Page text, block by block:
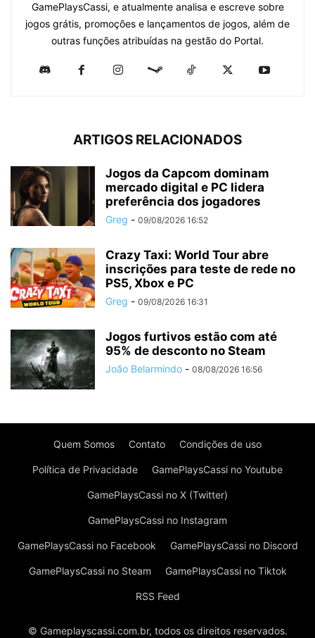
GamePlaysCassi, e atualmente analisa e escreve sobre
jogos grátis, promoções e lançamentos de jogos, além de
outras funções atribuídas na gestão do Portal.
ARTIGOS RELACIONADOS
Jogos da Capcom dominam
mercado digital e PC lidera
preferência dos jogadores
Greg - 09/08/2026 16:52
Crazy Taxi: World Tour abre
inscrições para teste de rede no
PS5, Xbox e PC
Greg - 09/08/2026 16:31
Jogos furtivos estão com até
95% de desconto no Steam
João Belarmindo - 08/08/2026 16:56
Quem Somos Contato Condições de uso
Política de Privacidade GamePlaysCassi no Youtube
GamePlaysCassi no X (Twitter)
GamePlaysCassi no Instagram
GamePlaysCassi no Facebook GamePlaysCassi no Discord
GamePlaysCassi no Steam GamePlaysCassi no Tiktok
RSS Feed
© Gameplayscassi.com.br, todos os direitos reservados.